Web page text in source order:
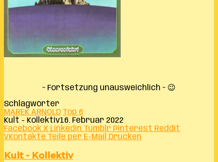
~ Fortsetzung unausweichlich ~ 😉
Schlagwörter
MAREK ARNOLD Top 6
Kult - Kollektiv16. Februar 2022
Facebook X LinkedIn Tumblr Pinterest Reddit
VKontakte Teile per E-Mail Drucken
Kult - Kollektiv